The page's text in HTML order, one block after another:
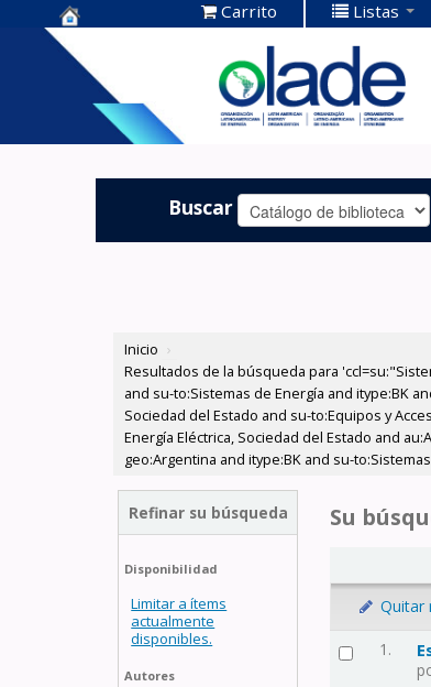
Centro de
Documentación
OLADE -
Carrito Listas
Buscar
Inicio ›
Resultados de la búsqueda para
and su-to:Sistemas de Energía and itype:BK
Sociedad del Estado and su-to:Equipos y
Energía Eléctrica, Sociedad del Estado and
geo:Argentina and itype:BK and su-
Refinar su búsqueda
Disponibilidad
Limitar a ítems
actualmente
disponibles.
Autores
Su
Quitar
1.